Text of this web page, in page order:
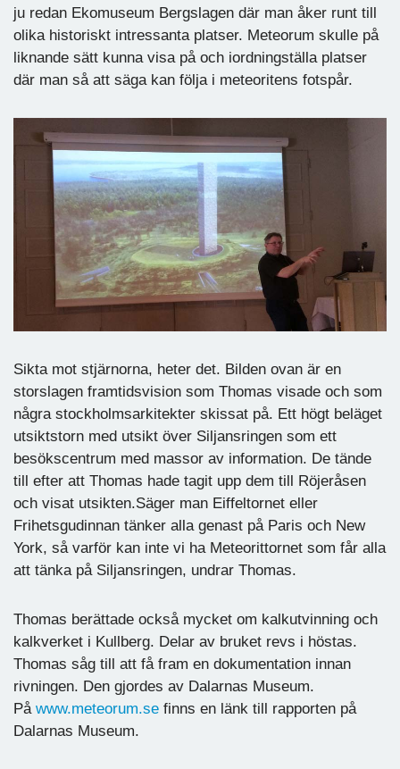
ju redan Ekomuseum Bergslagen där man åker runt till
olika historiskt intressanta platser. Meteorum skulle på
liknande sätt kunna visa på och iordningställa platser
där man så att säga kan följa i meteoritens fotspår.
Sikta mot stjärnorna, heter det. Bilden ovan är en
storslagen framtidsvision som Thomas visade och som
några stockholmsarkitekter skissat på. Ett högt beläget
utsiktstorn med utsikt över Siljansringen som ett
besökscentrum med massor av information. De tände
till efter att Thomas hade tagit upp dem till Röjeråsen
och visat utsikten.Säger man Eiffeltornet eller
Frihetsgudinnan tänker alla genast på Paris och New
York, så varför kan inte vi ha Meteorittornet som får alla
att tänka på Siljansringen, undrar Thomas.
Thomas berättade också mycket om kalkutvinning och
kalkverket i Kullberg. Delar av bruket revs i höstas.
Thomas såg till att få fram en dokumentation innan
rivningen. Den gjordes av Dalarnas Museum.
På www.meteorum.se finns en länk till rapporten på
Dalarnas Museum.